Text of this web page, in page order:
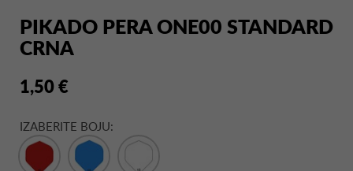
PIKADO PERA ONE00 STANDARD
CRNA
1,50 €
IZABERITE BOJU: